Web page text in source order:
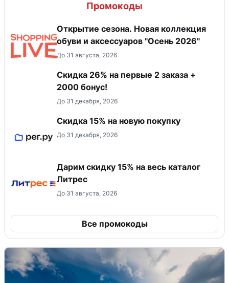
Промокоды
Открытие сезона. Новая коллекция
обуви и аксессуаров "Осень 2026"
До 31 августа, 2026
Скидка 26% на первые 2 заказа +
2000 бонус!
До 31 декабря, 2026
Скидка 15% на новую покупку
До 31 декабря, 2026
Дарим скидку 15% на весь каталог
Литрес
До 31 августа, 2026
Все промокоды